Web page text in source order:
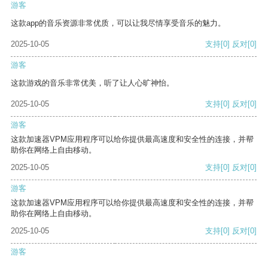
游客
这款app的音乐资源非常优质，可以让我尽情享受音乐的魅力。
2025-10-05 支持[0] 反对[0]
游客
这款游戏的音乐非常优美，听了让人心旷神怡。
2025-10-05 支持[0] 反对[0]
游客
这款加速器VPM应用程序可以给你提供最高速度和安全性的连接，并帮
助你在网络上自由移动。
2025-10-05
支持[0] 反对[0]
游客
这款加速器VPM应用程序可以给你提供最高速度和安全性的连接，并帮
助你在网络上自由移动。
2025-10-05
支持[0] 反对[0]
游客